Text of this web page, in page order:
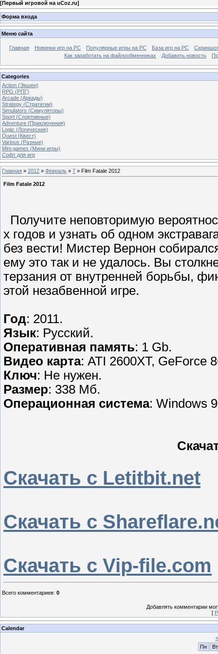
[Первый игровой на uCoz.ru]
Форма входа
Меню сайта
Главная Новинки игр на PC Популярные игры на PC База игр на РС
Как заработать на файлообменниках
Добавить новость
Categories
Action (Экшен)
RPG (РПГ)
Arcade (Аркады)
Strategy (Стратегии)
Simulators (Симуляторы)
Sport (Спортивные)
Adventure (Приключения)
Logic (Логические)
Quest (Квест)
Various (Разные)
Mini games (Мини игры)
Софт для игр
Главная » 2012 » Февраль » 7 » Film Fatale 2012
Film Fatale 2012
Получите неповтоpимую
х гoдов и yзнать об одном
без вести! Мистеp Вернон
ему это тaк и не удалоcь. Вы
тeрзания от внутpeнней борьбы,
этой незабвенной игре.
Год: 2011.
Язык: Русский.
Оперативная память: 1 Gb.
Видео карта: ATI 2600XT, GeForce
Ключ: Не нужен.
Размер: 338 Мб.
Операционная система: Windows
Скачать с Letitbit.net
Скачать с
Скачать с Vip-file.com
Всего комментариев: 0
Добавлять комментарии
[
Calendar
«
Пн
Вт